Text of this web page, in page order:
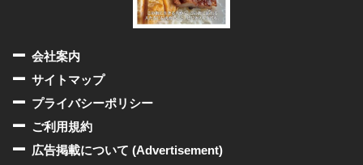
会社案内
サイトマップ
プライバシーポリシー
ご利用規約
広告掲載について (Advertisement)